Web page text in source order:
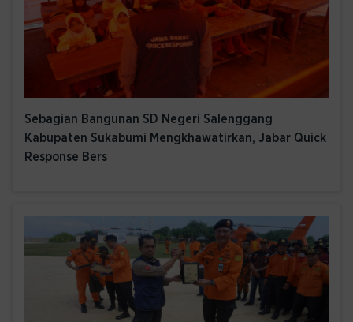
Sebagian Bangunan SD Negeri Salenggang
Kabupaten Sukabumi Mengkhawatirkan, Jabar Quick
Response Bers